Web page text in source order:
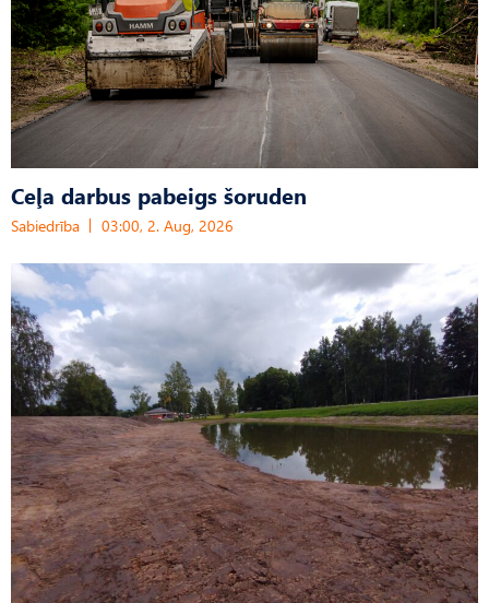
Ceļa darbus pabeigs šoruden
Sabiedrība 03:00, 2. Aug, 2026